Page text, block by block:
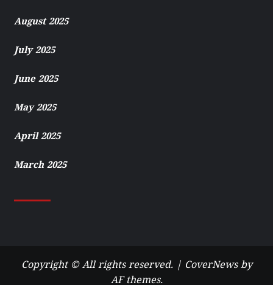
August 2025
July 2025
June 2025
May 2025
April 2025
March 2025
Copyright © All rights reserved. | CoverNewsby
AF themes.